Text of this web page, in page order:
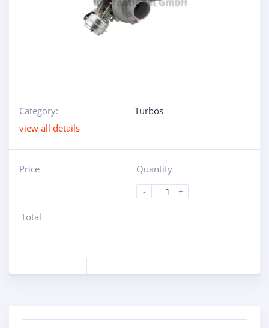
Category:
Turbos
view all details
Price
Quantity
-
+
Total